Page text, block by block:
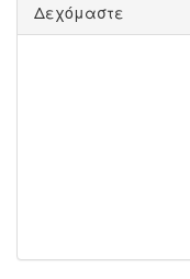
Δεχόμαστε